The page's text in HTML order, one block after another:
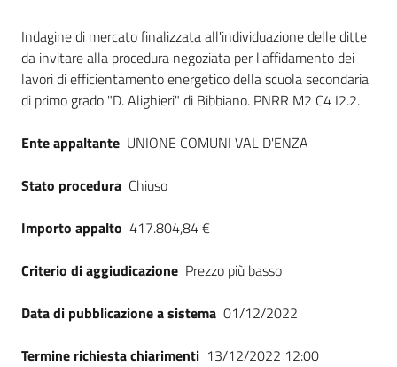
Dati del bando
Indagine di mercato finalizzata all'individuazione delle ditte
da invitare alla procedura negoziata per l'affidamento dei
lavori di efficientamento energetico della scuola secondaria
di primo grado "D. Alighieri" di Bibbiano. PNRR M2 C4 I2.2.
Ente appaltante UNIONE COMUNI VAL D'ENZA
Stato procedura Chiuso
Importo appalto 417.804,84 €
Criterio di aggiudicazione Prezzo più basso
Data di pubblicazione a sistema 01/12/2022
Termine richiesta chiarimenti 13/12/2022 12:00